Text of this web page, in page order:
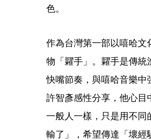
色。
作為台灣第一部以嘻哈文
物「糶手」。糶手是傳
快嘴節奏，與嘻哈音樂中
許智彥感性分享，他心
一般人一樣，只是用不
輸了」，希望傳達「壞